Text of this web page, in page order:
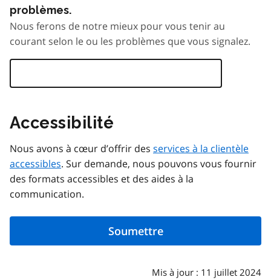
problèmes.
Nous ferons de notre mieux pour vous tenir au
courant selon le ou les problèmes que vous signalez.
Accessibilité
Nous avons à cœur d’offrir des services à la clientèle
accessibles. Sur demande, nous pouvons vous fournir
des formats accessibles et des aides à la
communication.
Mis à jour : 11 juillet 2024